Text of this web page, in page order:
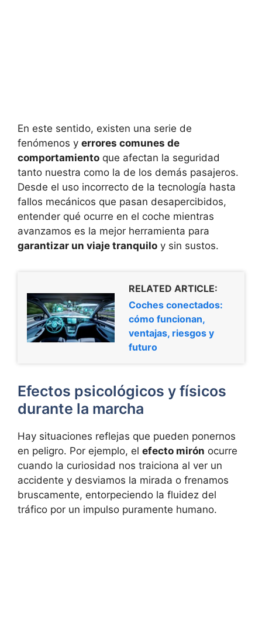
En este sentido, existen una serie de
fenómenos y errores comunes de
comportamiento que afectan la seguridad
tanto nuestra como la de los demás pasajeros.
Desde el uso incorrecto de la tecnología hasta
fallos mecánicos que pasan desapercibidos,
entender qué ocurre en el coche mientras
avanzamos es la mejor herramienta para
garantizar un viaje tranquilo y sin sustos.
RELATED ARTICLE:
Coches conectados:
cómo funcionan,
ventajas, riesgos y
futuro
Efectos psicológicos y físicos
durante la marcha
Hay situaciones reflejas que pueden ponernos
en peligro. Por ejemplo, el efecto mirón ocurre
cuando la curiosidad nos traiciona al ver un
accidente y desviamos la mirada o frenamos
bruscamente, entorpeciendo la fluidez del
tráfico por un impulso puramente humano.